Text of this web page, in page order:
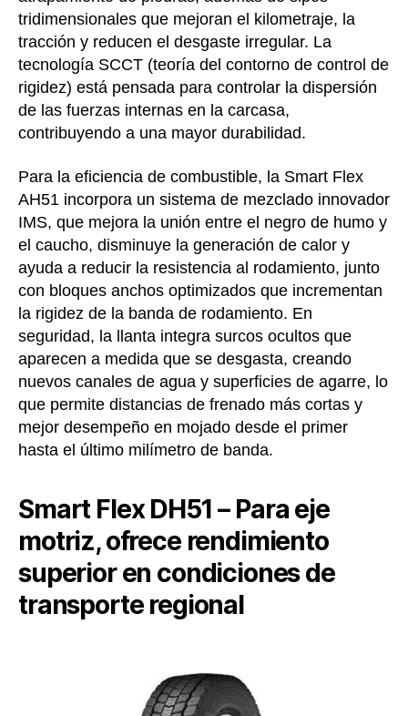
tridimensionales que mejoran el kilometraje, la
tracción y reducen el desgaste irregular. La
tecnología SCCT (teoría del contorno de control de
rigidez) está pensada para controlar la dispersión
de las fuerzas internas en la carcasa,
contribuyendo a una mayor durabilidad.
Para la eficiencia de combustible, la Smart Flex
AH51 incorpora un sistema de mezclado innovador
IMS, que mejora la unión entre el negro de humo y
el caucho, disminuye la generación de calor y
ayuda a reducir la resistencia al rodamiento, junto
con bloques anchos optimizados que incrementan
la rigidez de la banda de rodamiento. En
seguridad, la llanta integra surcos ocultos que
aparecen a medida que se desgasta, creando
nuevos canales de agua y superficies de agarre, lo
que permite distancias de frenado más cortas y
mejor desempeño en mojado desde el primer
hasta el último milímetro de banda.
Smart Flex DH51 – Para eje
motriz, ofrece rendimiento
superior en condiciones de
transporte regional